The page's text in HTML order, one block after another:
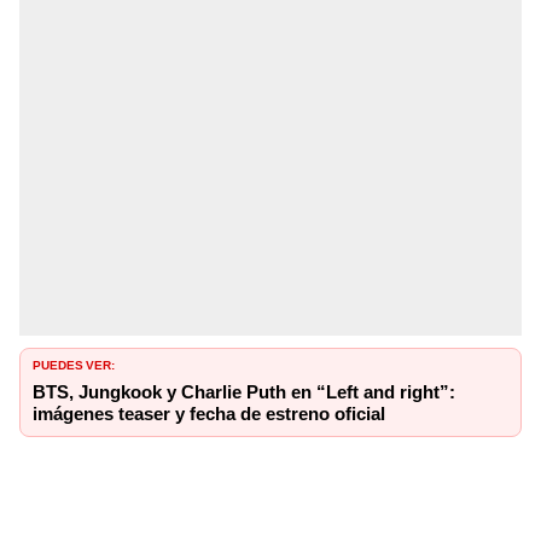
PUEDES VER:
BTS, Jungkook y Charlie Puth en “Left and right”:
imágenes teaser y fecha de estreno oficial